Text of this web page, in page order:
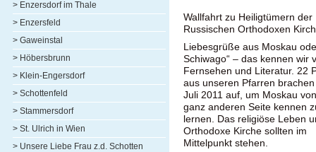
> Enzersdorf im Thale
> Enzersfeld
> Gaweinstal
> Höbersbrunn
> Klein-Engersdorf
> Schottenfeld
> Stammersdorf
> St. Ulrich in Wien
> Unsere Liebe Frau z.d. Schotten
Wallfahrt zu Heiligtümern der
Russischen Orthodoxen
Liebesgrüße aus Moskau
Schiwago“ – das kennen wir
Fernsehen und Literatur. 22
aus unseren Pfarren
Juli 2011 auf, um Moskau
ganz anderen Seite kennen
lernen. Das religiöse Leben
Orthodoxe Kirche sollten im
Mittelpunkt stehen.